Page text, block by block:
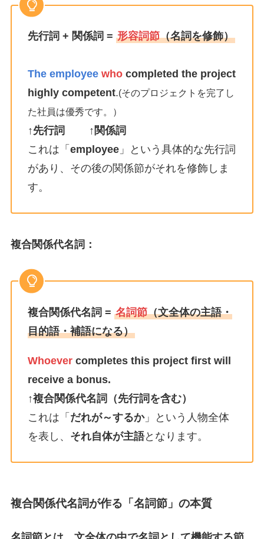
先行詞 + 関係詞 = 形容詞節（名詞を修飾）
The employee whocompleted the project
highly competent.(そのプロジェクトを完了し
た社員は優秀です。）
↑先行詞
↑関係詞
これは「 employee」という具体的な先行詞
があり、その後の関係節がそれを修飾しま
す。
複合関係代名詞：
複合関係代名詞 = 名詞節（文全体の主語・
目的語・補語になる）
Whoever completes this project first will
receive a bonus.
↑複合関係代名詞（先行詞を含む）
これは「 だれが～するか」という人物全体
を表し、 それ自体が主語となります。
複合関係代名詞が作る「名詞節」の本質